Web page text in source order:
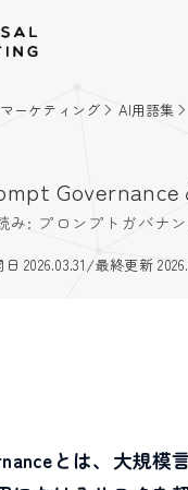
ーケティング AI用語集
Governance
み: プロンプトガバナ
2026.03.31/最終更新
とは、大規模